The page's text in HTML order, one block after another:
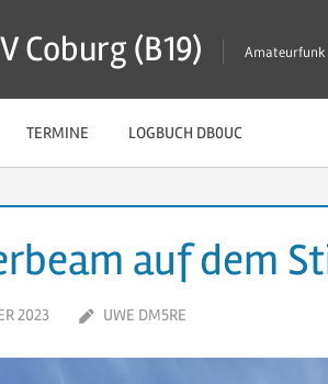
Coburg (B19) Amateurfunk
TERMINE LOGBUCH DB0UC
auf dem
2023 UWE DM5RE